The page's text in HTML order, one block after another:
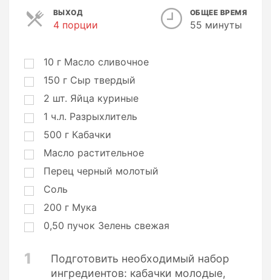
ВЫХОД
4 порции
ц
и
ОБЩЕЕ ВРЕМЯ
55 минуты
10 г Масло сливочное
150 г Сыр твердый
2 шт. Яйца куриные
1 ч.л. Разрыхлитель
500 г Кабачки
Масло растительное
Перец черный молотый
Соль
200 г Мука
0,50 пучок Зелень свежая
1
Подготовить необходимый набор
ингредиентов: кабачки молодые,